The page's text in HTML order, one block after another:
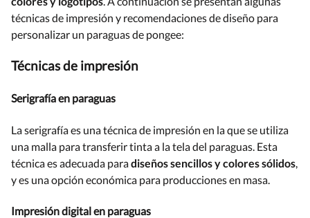
técnicas de impresión y recomendaciones de diseño para
personalizar un paraguas de pongee:
Técnicas de impresión
Serigrafía en paraguas
La serigrafía es una técnica de impresión en la que se utiliza
una malla para transferir tinta a la tela del paraguas. Esta
técnica es adecuada paradiseños sencillos y colores sólidos
y es una opción económica para producciones en masa.
Impresión digital en paraguas